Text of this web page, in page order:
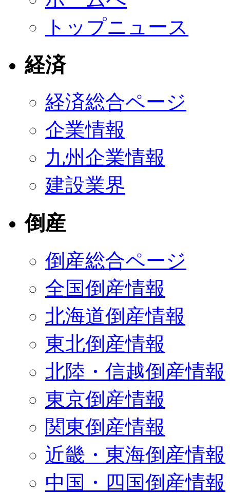
トップニュース
経済
経済総合ページ
企業情報
九州企業情報
建設業界
倒産
倒産総合ページ
全国倒産情報
北海道倒産情報
東北倒産情報
北陸・信越倒産情報
東京倒産情報
関東倒産情報
近畿・東海倒産情報
中国・四国倒産情報